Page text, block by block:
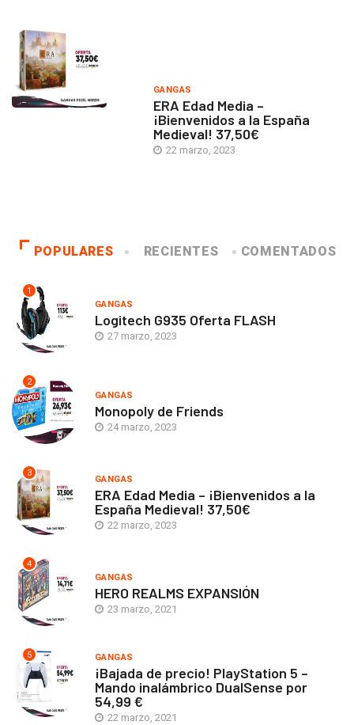
GANGAS
ERA Edad Media –
¡Bienvenidos a la España
Medieval! 37,50€
22 marzo, 2023
POPULARES RECIENTES COMENTADOS
1
GANGAS
Logitech G935 Oferta FLASH
27 marzo, 2023
2
GANGAS
Monopoly de Friends
24 marzo, 2023
3
GANGAS
ERA Edad Media – ¡Bienvenidos a la
España Medieval! 37,50€
22 marzo, 2023
4
GANGAS
HERO REALMS EXPANSIÓN
23 marzo, 2021
5 GANGAS
¡Bajada de precio! PlayStation 5 –
Mando inalámbrico DualSense por
54,99 €
22 marzo, 2021